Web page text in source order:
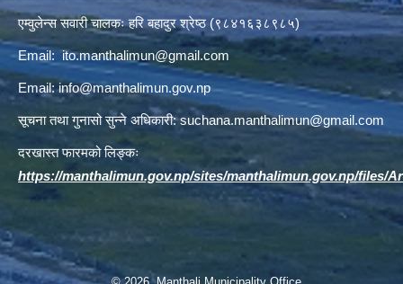
एम्वुलेन्स सवारी चालकः हरि बहादुर श्रेष्ठ (९८४१६३८९८५)
Email:ito.manthalimun@gmail.com
Email:info@manthalimun.gov.np
सूचना तथा गुनासो सुन्ने अधिकारी:suchana.manthalimun@gmail.com
दरखास्त फारमको लिङ्कः
https://manthalimun.gov.np/sites/manthalimun.gov.np/files/